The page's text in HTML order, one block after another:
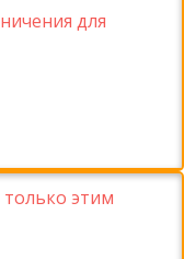
для
этим